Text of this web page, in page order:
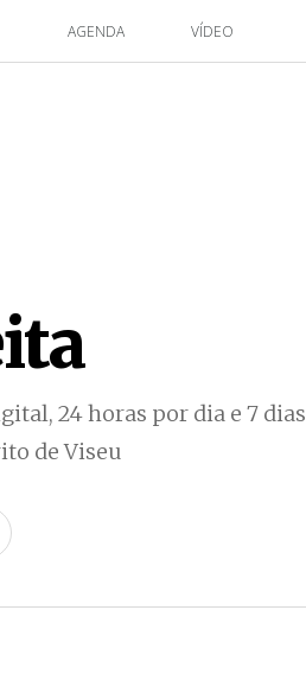
AGENDA VÍDEO
24 horas por dia e 7 dias
de Viseu